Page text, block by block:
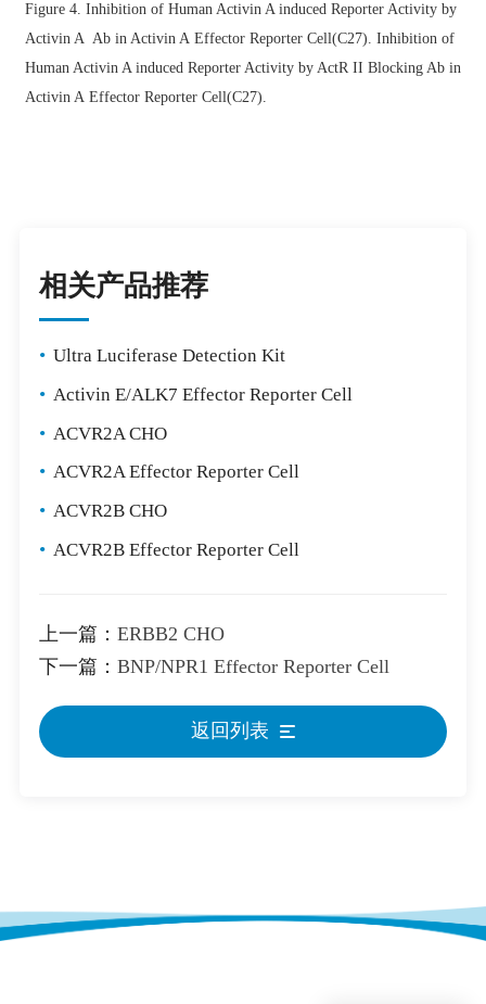
Figure 4. Inhibition of Human Activin A induced Reporter Activity by
Activin A Ab in Activin A Effector Reporter Cell(C27). Inhibition of
Human Activin A induced Reporter Activity by ActR II Blocking Ab in
Activin A Effector Reporter Cell(C27).
相关产品推荐
• Ultra Luciferase Detection Kit
• Activin E/ALK7 Effector Reporter Cell
• ACVR2A CHO
• ACVR2A Effector Reporter Cell
• ACVR2B CHO
• ACVR2B Effector Reporter Cell
上一篇： ERBB2 CHO
下一篇： BNP/NPR1 Effector Reporter Cell
返回列表